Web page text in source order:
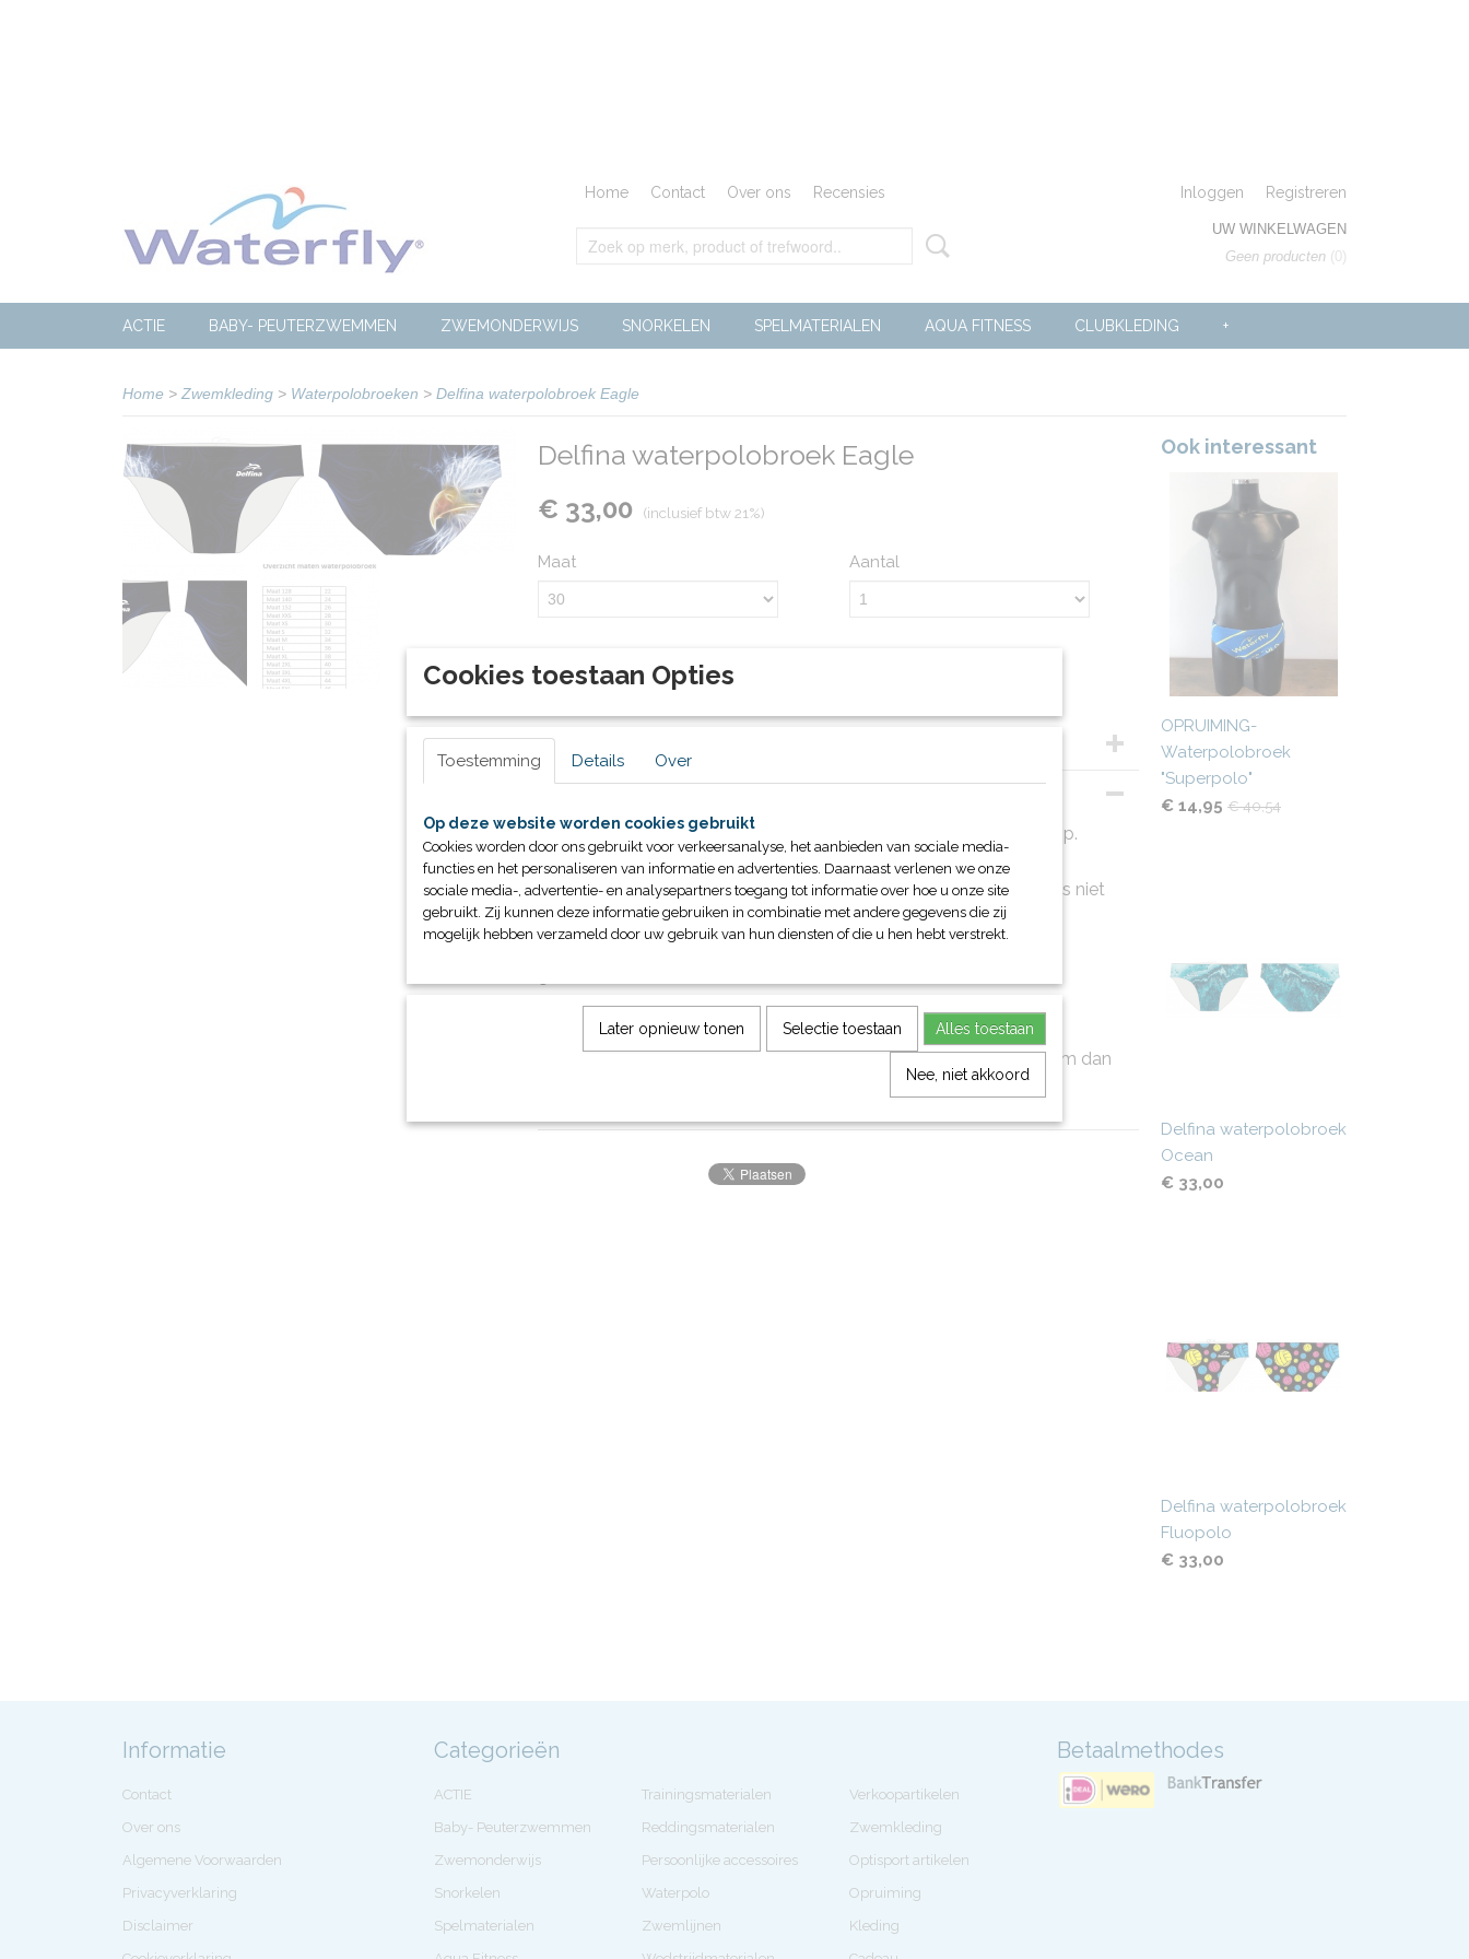
Home Contact Over ons Recensies Inloggen Registreren
UW WINKELWAGEN
Geen producten (0)
ACTIE BABY- PEUTERZWEMMEN ZWEMONDERWIJS SNORKELEN SPELMATERIALEN AQUA FITNESS CLUBKLEDING +
Home > Zwemkleding > Waterpolobroeken > Delfina waterpolobroek Eagle
Delfina waterpolobroek Eagle
€ 33,00 (inclusief btw 21%)
Maat Aantal
IN WINKELWAGEN
Specificaties
Productcode leverancier
41900.Eagle
Omschrijving
Ook leverbaar in andere maten, neem hiervoor contact met ons op.
In verband met de drukte kan het voorkomen dat uw artikel helaas niet
meer voorradig is.
Indien dit voor uw bestelling het geval is wordt u hierover z.s.m.
Medio augustus wordt de nieuwe voorraad verwacht.
Wilt u zeker weten of het gewenste artikel direct leverbaar is, neem dan
Ook interessant
OPRUIMING-
Waterpolobroek
"Superpolo"
€ 14,95 € 40,54
Delfina waterpolobroek
Ocean
€ 33,00
Delfina waterpolobroek
Fluopolo
€ 33,00
Informatie
Contact
Over ons
Algemene Voorwaarden
Privacyverklaring
Disclaimer
Categorieën
ACTIE
Baby- Peuterzwemmen
Zwemonderwijs
Snorkelen
Spelmaterialen
Trainingsmaterialen
Reddingsmaterialen
Persoonlijke accessoires
Waterpolo
Zwemlijnen
Verkoopartikelen
Zwemkleding
Optisport artikelen
Opruiming
Kleding
Betaalmethodes
Cookies toestaan Opties
Toestemming Details Over
Op deze website worden cookies gebruikt
Cookies worden door ons gebruikt voor verkeersanalyse, het aanbieden van sociale media-
functies en het personaliseren van informatie en advertenties. Daarnaast verlenen we onze
sociale media-, advertentie- en analysepartners toegang tot informatie over hoe u onze site
gebruikt. Zij kunnen deze informatie gebruiken in combinatie met andere gegevens die zij
mogelijk hebben verzameld door uw gebruik van hun diensten of die u hen hebt verstrekt.
Later opnieuw tonen Selectie toestaan Alles toestaan
Nee, niet akkoord